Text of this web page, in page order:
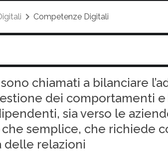
Competenze Digitali
chiamati a bilanciare
dei comportamenti
sia verso le
che semplice, che richiede
delle relazioni